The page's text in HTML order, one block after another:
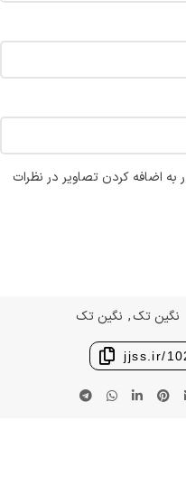
به اضافه کردن تصاویر در نظرات
نگین تک, نگین تک
jjss.ir/